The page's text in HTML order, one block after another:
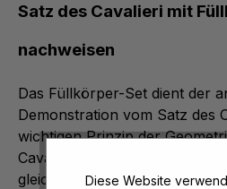
Satz des Cavalieri mit
nachweisen
Das Füllkörper-Set dient der
Demonstration vom Satz des
wichtigen Prinzip der
Cavalieri besagt, dass zwei
gleiche Volumen besitzen,
Diese Website